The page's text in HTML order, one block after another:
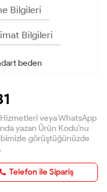
Bilgileri
Bilgileri
beden
veya WhatsApp
yazan Ürün Kodu'nu
görüştüğünüzde
Telefon ile Sipariş